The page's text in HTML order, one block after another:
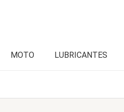
MOTO LUBRICANTES